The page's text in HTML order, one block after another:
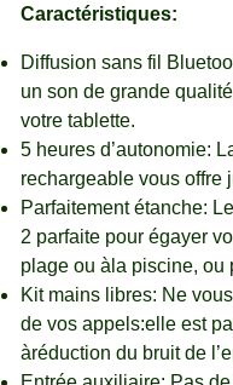
Caractéristiques:
Diffusion sans fil
un son de grande
votre tablette.
5 heures d’autonomie:
rechargeable vous offre
Parfaitement étanche:
2 parfaite pour égayer
plage ou àla piscine, ou
Kit mains libres: Ne
de vos appels:elle est
àréduction du bruit de